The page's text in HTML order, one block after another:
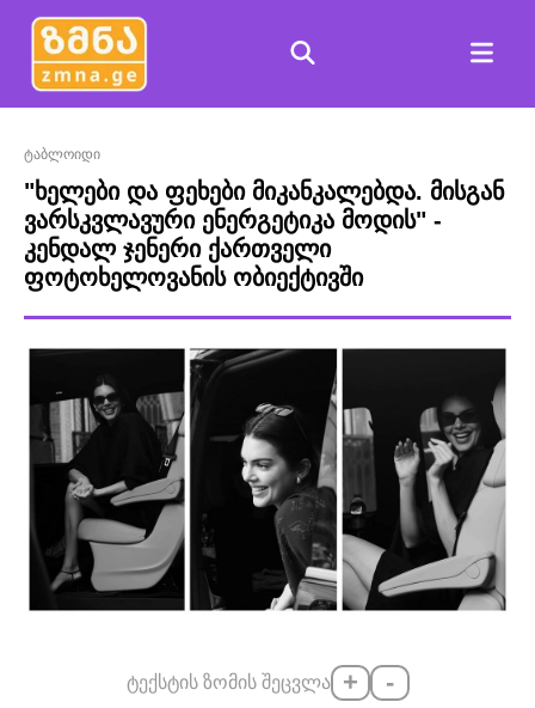
ტაბლოიდი
"ხელები და ფეხები მიკანკალებდა. მისგან
ვარსკვლავური ენერგეტიკა მოდის" -
კენდალ ჯენერი ქართველი
ფოტოხელოვანის ობიექტივში
ტექსტის ზომის შეცვლა + -